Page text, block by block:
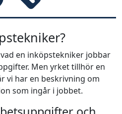
en inköpstekniker jobbar
Men yrket tillhör en
vi har en beskrivning om
som ingår i jobbet.